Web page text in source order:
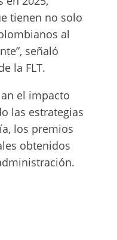
tienen no solo
al
señaló
la FLT.
el impacto
las estrategias
los premios
obtenidos